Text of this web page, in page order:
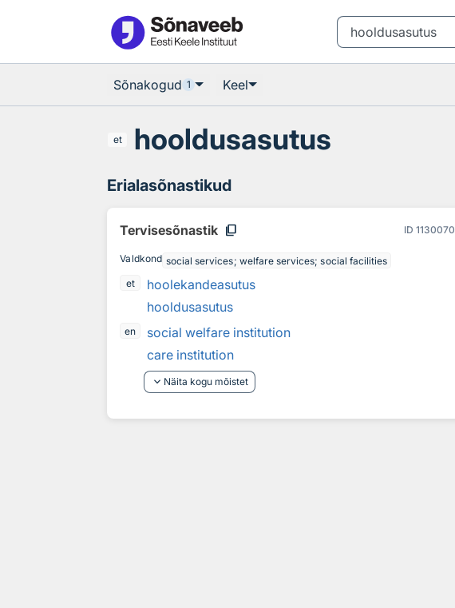
Sõnakogud 1 Keel
et hooldusasutus
Erialasõnastikud
Tervisesõnastik content_copy ID 1130070
Valdkond social services; welfare services; social facilities
et
hoolekandeasutus
hooldusasutus
en
social welfare institution
care institution
keyboard_arrow_down Näita kogu mõistet